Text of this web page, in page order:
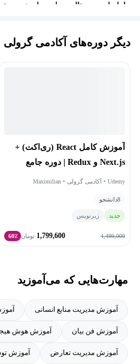
بازاریابی دیجیتال، مهارت‌های نرم
دیگر دوره‌های آکادمی گرولی
آموزش کامل React (ری‌اکت) +
Next.js و Redux | دوره جامع
پروژه‌محور
Udemy • آکادمی گرولی • Maximilian
8دانشجو
جدید زیرنویس
4,499,000
1,799,600 تومان 60٪
مهارت‌هایی که می‌آموزید
آموزش مدیریت منابع انسانی
آموزش فن بیان آموزش هوش
آموزش مدیریت تعارض آموزش